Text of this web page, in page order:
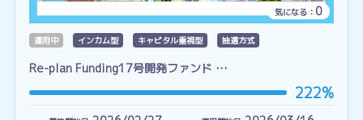
気になる： 0
運用中 インカム型 キャピタル重視型 抽選方式
Re-plan Funding17号開発ファンド …
222%